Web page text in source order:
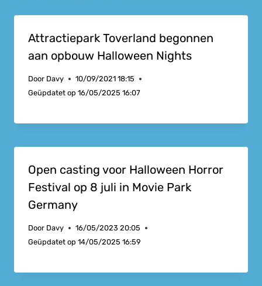
Attractiepark Toverland begonnen
aan opbouw Halloween Nights
Door Davy
10/09/2021 18:15
Geüpdatet op 16/05/2025 16:07
Open casting voor Halloween Horror
Festival op 8 juli in Movie Park
Germany
Door Davy
16/05/2023 20:05
Geüpdatet op 14/05/2025 16:59